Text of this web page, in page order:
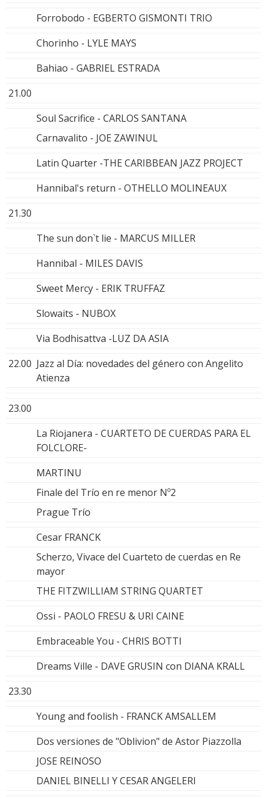
Forrobodo - EGBERTO GISMONTI TRIO
Chorinho - LYLE MAYS
Bahiao - GABRIEL ESTRADA
21.00
Soul Sacrifice - CARLOS SANTANA
Carnavalito - JOE ZAWINUL
Latin Quarter -THE CARIBBEAN JAZZ PROJECT
Hannibal's return - OTHELLO MOLINEAUX
21.30
The sun don`t lie - MARCUS MILLER
Hannibal - MILES DAVIS
Sweet Mercy - ERIK TRUFFAZ
Slowaits - NUBOX
Via Bodhisattva -LUZ DA ASIA
22.00 Jazz al Día: novedades del género con Angelito
Atienza
23.00
La Riojanera - CUARTETO DE CUERDAS PARA EL
FOLCLORE-
MARTINU
Finale del Trío en re menor Nº2
Prague Trío
Cesar FRANCK
Scherzo, Vivace del Cuarteto de cuerdas en Re
mayor
THE FITZWILLIAM STRING QUARTET
Ossi - PAOLO FRESU & URI CAINE
Embraceable You - CHRIS BOTTI
Dreams Ville - DAVE GRUSIN con DIANA KRALL
23.30
Young and foolish - FRANCK AMSALLEM
Dos versiones de "Oblivion" de Astor Piazzolla
JOSE REINOSO
DANIEL BINELLI Y CESAR ANGELERI